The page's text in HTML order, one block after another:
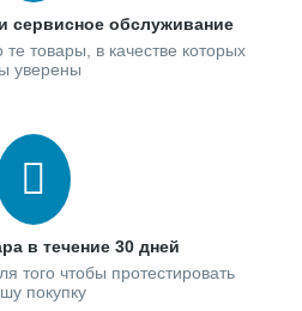
сервисное обслуживание
товары, в качестве которых
уверены
в течение 30 дней
того чтобы протестировать
покупку